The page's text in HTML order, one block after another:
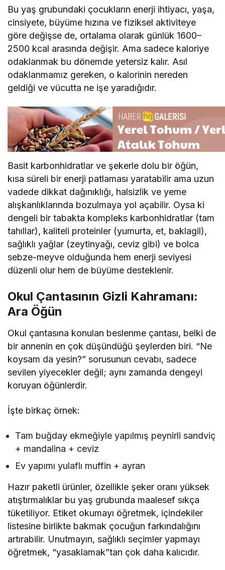
Bu yaş grubundaki çocukların enerji ihtiyacı, yaşa,
cinsiyete, büyüme hızına ve fiziksel aktiviteye
göre değişse de, ortalama olarak günlük 1600–
2500 kcal arasında değişir. Ama sadece kaloriye
odaklanmak bu dönemde yetersiz kalır. Asıl
odaklanmamız gereken, o kalorinin nereden
geldiği ve vücutta ne işe yaradığıdır.
Basit karbonhidratlar ve şekerle dolu bir öğün,
kısa süreli bir enerji patlaması yaratabilir ama uzun
vadede dikkat dağınıklığı, halsizlik ve yeme
alışkanlıklarında bozulmaya yol açabilir. Oysa ki
dengeli bir tabakta kompleks karbonhidratlar (tam
tahıllar), kaliteli proteinler (yumurta, et, baklagil),
sağlıklı yağlar (zeytinyağı, ceviz gibi) ve bolca
sebze-meyve olduğunda hem enerji seviyesi
düzenli olur hem de büyüme desteklenir.
Okul Çantasının Gizli Kahramanı:
Ara Öğün
Okul çantasına konulan beslenme çantası, belki de
bir annenin en çok düşündüğü şeylerden biri. “Ne
koysam da yesin?” sorusunun cevabı, sadece
sevilen yiyecekler değil; aynı zamanda dengeyi
koruyan öğünlerdir.
İşte birkaç örnek:
Tam buğday ekmeğiyle yapılmış peynirli sandviç
+ mandalina + ceviz
Ev yapımı yulaflı muffin + ayran
Hazır paketli ürünler, özellikle şeker oranı yüksek
atıştırmalıklar bu yaş grubunda maalesef sıkça
tüketiliyor. Etiket okumayı öğretmek, içindekiler
listesine birlikte bakmak çocuğun farkındalığını
artırabilir. Unutmayın, sağlıklı seçimler yapmayı
öğretmek, “yasaklamak”tan çok daha kalıcıdır.